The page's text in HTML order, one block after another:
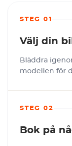
STEG 01
Välj din bil
Bläddra
modellen för
STEG 02
Bok på